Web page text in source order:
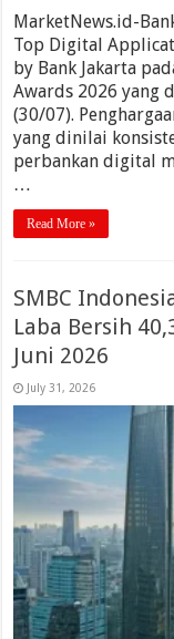
MarketNews.id-
Top Digital
by Bank Jakarta
Awards 2026 yang
(30/07).
yang dinilai
perbankan digital
…
Read More »
SMBC
Laba Bersih
Juni 2026
July 31, 2026